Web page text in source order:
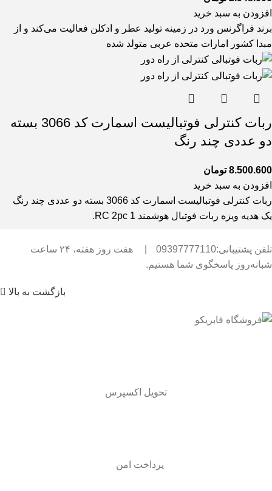
افزودن به سبد خرید
برند فراگرنس ورد در زمینه تولید عطر و ادکلن فعالیت می‌کند و از
مبدا کشور امارات متحده عربی متولد شده
ربات کنترلی فوتبالیست اسمارت کد 3066 بسته
دو عددی چند رنگ
8.500.600 تومان
افزودن به سبد خرید
ربات کنترلی فوتبالیست اسمارت کد 3066 بسته دو عددی چند رنگ
یک هدیه ویزه ربات فوتبال هوشمند RC 2pc 1.
تلفن پشتیبانی:09397777110
هفت روز هفته، ۲۴ ساعت
شبانه‌روز پاسخگوی شما هستیم.
بازگشت به بالا
تحویل اکسپرس
پرداخت امن